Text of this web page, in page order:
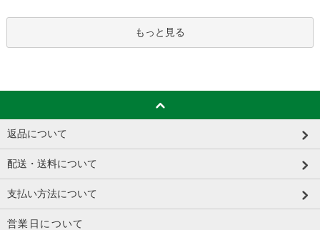
もっと見る
返品について
配送・送料について
支払い方法について
営業日について